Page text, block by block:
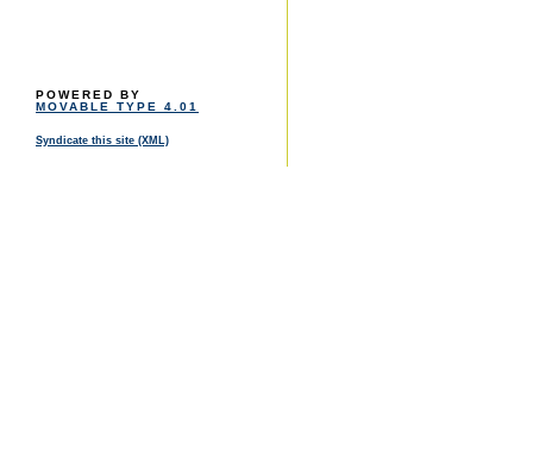
POWERED BY
MOVABLE TYPE 4.01
Syndicate this site (XML)